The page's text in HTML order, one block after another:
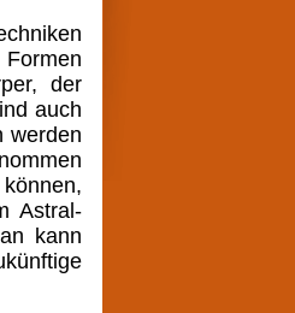
der
auch
werden
Astral-
kann